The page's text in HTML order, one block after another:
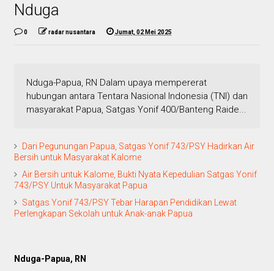
Nduga
0 radar nusantara Jumat, 02 Mei 2025
Nduga-Papua, RN Dalam upaya mempererat
hubungan antara Tentara Nasional Indonesia (TNI) dan
masyarakat Papua, Satgas Yonif 400/Banteng Raide...
Dari Pegunungan Papua, Satgas Yonif 743/PSY Hadirkan Air
Bersih untuk Masyarakat Kalome
Air Bersih untuk Kalome, Bukti Nyata Kepedulian Satgas Yonif
743/PSY Untuk Masyarakat Papua
Satgas Yonif 743/PSY Tebar Harapan Pendidikan Lewat
Perlengkapan Sekolah untuk Anak-anak Papua
Nduga-Papua, RN